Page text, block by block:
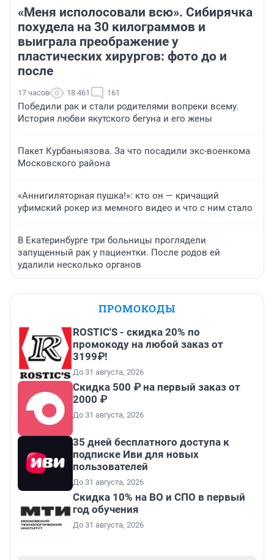
«Меня исполосовали всю». Сибирячка
похудела на 30 килограммов и
выиграла преображение у
пластических хирургов: фото до и
после
17 часов 18 461 161
Победили рак и стали родителями вопреки всему.
История любви якутского бегуна и его жены
Пакет Курбаныязова. За что посадили экс-военкома
Московского района
«Аннигиляторная пушка!»: кто он — кричащий
уфимский рокер из мемного видео и что с ним стало
В Екатеринбурге три больницы проглядели
запущенный рак у пациентки. После родов ей
удалили несколько органов
ПРОМОКОДЫ
ROSTIC'S - скидка 20% по
промокоду на любой заказ от
3199₽!
До 31 августа, 2026
Скидка 500 ₽ на первый заказ от
2000 ₽
До 31 августа, 2026
35 дней бесплатного доступа к
подписке Иви для новых
пользователей
До 31 августа, 2026
Скидка 10% на ВО и СПО в первый
год обучения
До 31 августа, 2026